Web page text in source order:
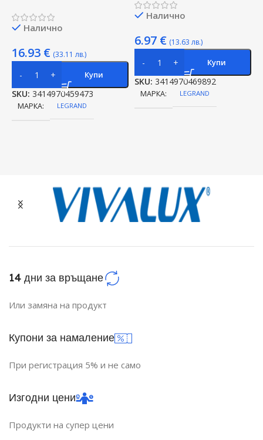
Налично
16.93 € (33.11 лв.)
Купи
SKU: 3414970459473
МАРКА LEGRAND
Налично
6.97 € (13.63 лв.)
Купи
SKU: 3414970469892
МАРКА LEGRAND
14 дни за връщане
Или замяна на продукт
Купони за намаление
При регистрация 5% и не само
Изгодни цени
Продукти на супер цени